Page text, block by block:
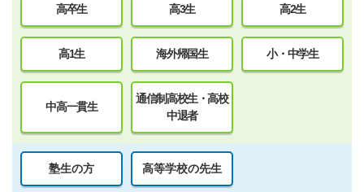
高卒生 高3生 高2生
高1生 海外帰国生 小・中学生
中高一貫生
通信制高校生・高校
中退者
塾生の方 高等学校の先生